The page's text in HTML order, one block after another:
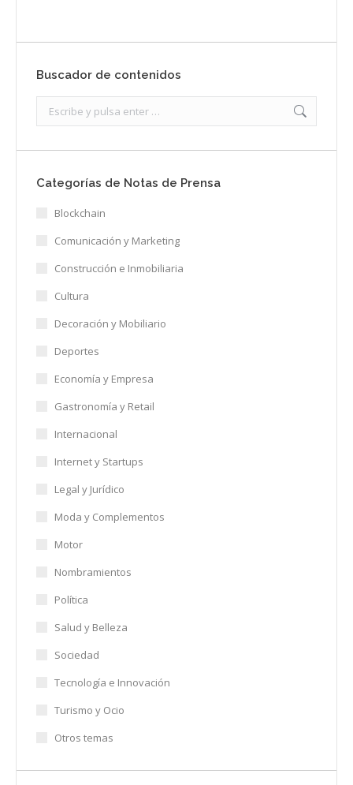
Buscador de contenidos
Categorías de Notas de Prensa
Blockchain
Comunicación y Marketing
Construcción e Inmobiliaria
Cultura
Decoración y Mobiliario
Deportes
Economía y Empresa
Gastronomía y Retail
Internacional
Internet y Startups
Legal y Jurídico
Moda y Complementos
Motor
Nombramientos
Política
Salud y Belleza
Sociedad
Tecnología e Innovación
Turismo y Ocio
Otros temas